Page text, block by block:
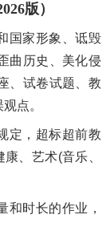
版）
国家形象、诋毁
曲历史、美化侵
、试卷试题、教
点。
定，超标超前教
、艺术(音乐、
和时长的作业，